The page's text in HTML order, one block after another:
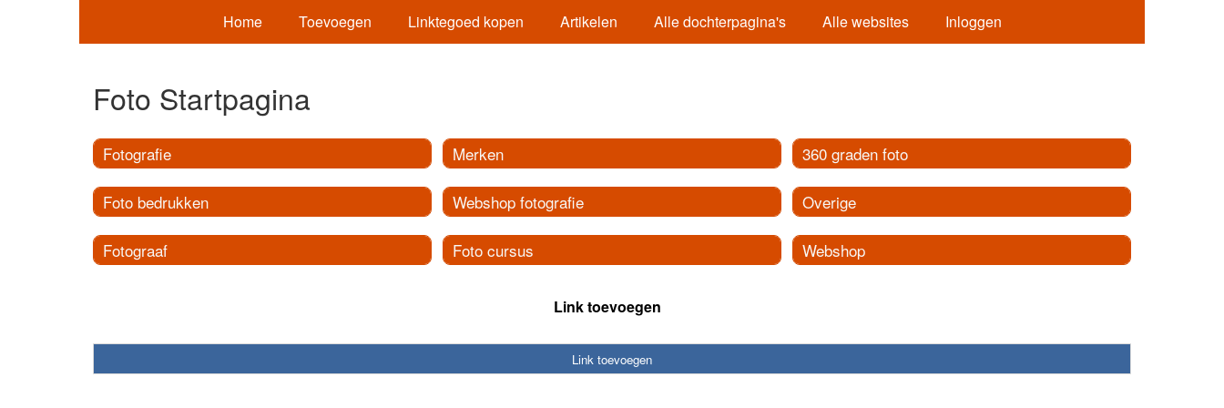
Home Toevoegen Linktegoed kopen Artikelen Alle dochterpagina's Alle websites Inloggen
Foto Startpagina
Fotografie
Foto bedrukken
Fotograaf
Merken
Webshop fotografie
Foto cursus
360 graden foto
Overige
Webshop
Link toevoegen
Link toevoegen